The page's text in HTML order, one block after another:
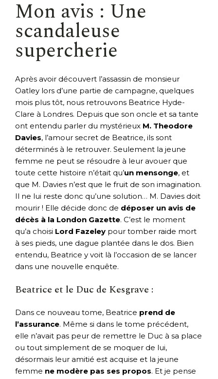
Mon avis : Une
scandaleuse
supercherie
Après avoir découvert l’assassin de monsieur
Oatley lors d’une partie de campagne, quelques
mois plus tôt, nous retrouvons Beatrice Hyde-
Clare à Londres. Depuis que son oncle et sa tante
ont entendu parler du mystérieux M. Theodore
Davies, l’amour secret de Beatrice, ils sont
déterminés à le retrouver. Seulement la jeune
femme ne peut se résoudre à leur avouer que
toute cette histoire n’était qu’un mensonge, et
que M. Davies n’est que le fruit de son imagination.
Il ne lui reste donc qu’une solution… M. Davies doit
mourir ! Elle décide donc de déposer un avis de
décès à la London Gazette. C’est le moment
qu’a choisi Lord Fazeley pour tomber raide mort
à ses pieds, une dague plantée dans le dos. Bien
entendu, Beatrice y voit là l’occasion de se lancer
dans une nouvelle enquête.
Beatrice et le Duc de Kesgrave :
Dans ce nouveau tome, Beatrice prend de
l’assurance. Même si dans le tome précédent,
elle n’avait pas peur de remettre le Duc à sa place
ou tout simplement de se moquer de lui,
désormais leur amitié est acquise et la jeune
femme ne modère pas ses propos. Et je pense